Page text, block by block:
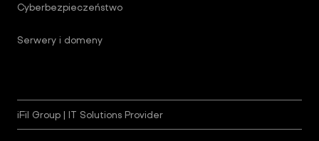
Cyberbezpieczeństwo
Serwery i domeny
iFil Group | IT Solutions Provider